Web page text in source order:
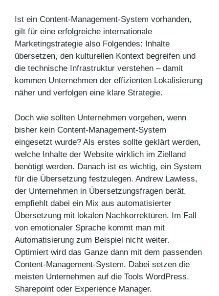
Ist ein Content-Management-System vorhanden,
gilt für eine erfolgreiche internationale
Marketingstrategie also Folgendes: Inhalte
übersetzen, den kulturellen Kontext begreifen und
die technische Infrastruktur verstehen – damit
kommen Unternehmen der effizienten Lokalisierung
näher und verfolgen eine klare Strategie.
Doch wie sollten Unternehmen vorgehen, wenn
bisher kein Content-Management-System
eingesetzt wurde? Als erstes sollte geklärt werden,
welche Inhalte der Website wirklich im Zielland
benötigt werden. Danach ist es wichtig, ein System
für die Übersetzung festzulegen. Andrew Lawless,
der Unternehmen in Übersetzungsfragen berät,
empfiehlt dabei ein Mix aus automatisierter
Übersetzung mit lokalen Nachkorrekturen. Im Fall
von emotionaler Sprache kommt man mit
Automatisierung zum Beispiel nicht weiter.
Optimiert wird das Ganze dann mit dem passenden
Content-Management-System. Dabei setzen die
meisten Unternehmen auf die Tools WordPress,
Sharepoint oder Experience Manager.